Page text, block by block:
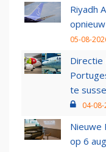
Riyadh
05-08-
Directie
te
04-
Nieuwe
op 6